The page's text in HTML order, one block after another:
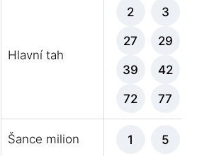
Hlavní tah
2 3
27 29
39 42
72 77
Šance milion 1 5